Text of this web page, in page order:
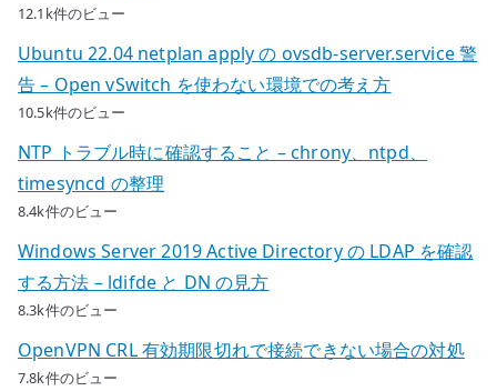
12.1k件のビュー
Ubuntu 22.04 netplan apply の ovsdb-server.service 警
告 – Open vSwitch を使わない環境での考え方
10.5k件のビュー
NTP トラブル時に確認すること – chrony、ntpd、
timesyncd の整理
8.4k件のビュー
Windows Server 2019 Active Directory の LDAP を確認
する方法 – ldifde と DN の見方
8.3k件のビュー
OpenVPN CRL 有効期限切れで接続できない場合の対処
7.8k件のビュー